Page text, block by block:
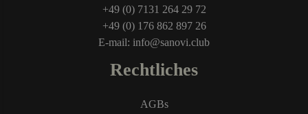
+49 (0) 7131 264 29 72
+49 (0) 176 862 897 26
E-mail: info@sanovi.club
Rechtliches
AGBs